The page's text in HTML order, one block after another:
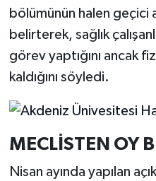
bölümünün halen
belirterek, sağlık
görev yaptığını ancak
kaldığını söyledi.
MECLİSTEN OY
Nisan ayında yapılan